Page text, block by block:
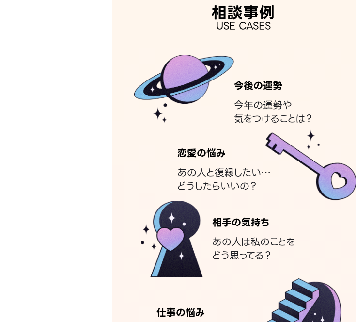
相談事例
USE CASES
今後の運勢
今年の運勢や
気をつけることは？
恋愛の悩み
あの人と復縁したい…
どうしたらいいの？
相手の気持ち
あの人は私のことを
どう思ってる？
仕事の悩み